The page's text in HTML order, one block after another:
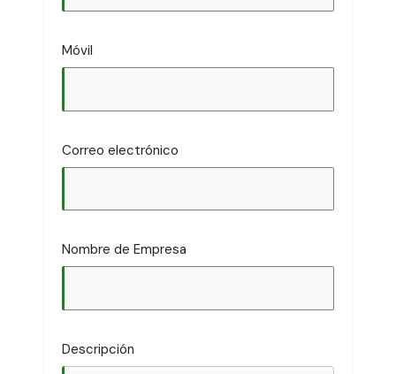
Móvil
Correo electrónico
Nombre de Empresa
Descripción